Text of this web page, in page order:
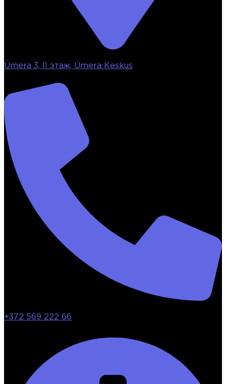
Ümera 3, II этаж, Ümera Keskus
+372 569 222 66